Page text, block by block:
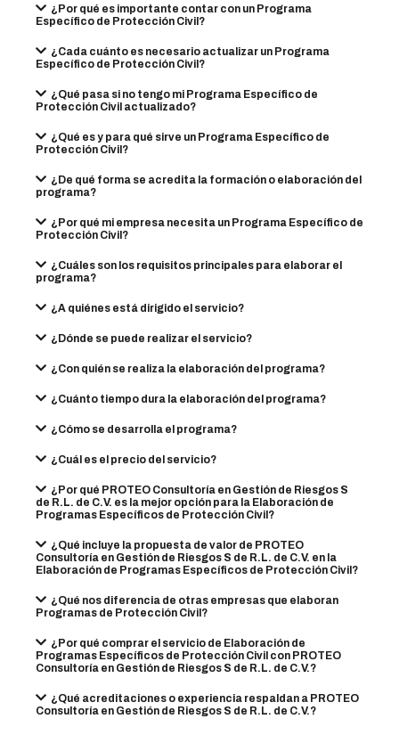
¿Por qué es importante contar con un Programa
Específico de Protección Civil?
¿Cada cuánto es necesario actualizar un Programa
Específico de Protección Civil?
¿Qué pasa si no tengo mi Programa Específico de
Protección Civil actualizado?
¿Qué es y para qué sirve un Programa Específico de
Protección Civil?
¿De qué forma se acredita la formación o elaboración del
programa?
¿Por qué mi empresa necesita un Programa Específico de
Protección Civil?
¿Cuáles son los requisitos principales para elaborar el
programa?
¿A quiénes está dirigido el servicio?
¿Dónde se puede realizar el servicio?
¿Con quién se realiza la elaboración del programa?
¿Cuánto tiempo dura la elaboración del programa?
¿Cómo se desarrolla el programa?
¿Cuál es el precio del servicio?
¿Por qué PROTEO Consultoría en Gestión de Riesgos S
de R.L. de C.V. es la mejor opción para la Elaboración de
Programas Específicos de Protección Civil?
¿Qué incluye la propuesta de valor de PROTEO
Consultoría en Gestión de Riesgos S de R.L. de C.V. en la
Elaboración de Programas Específicos de Protección Civil?
¿Qué nos diferencia de otras empresas que elaboran
Programas de Protección Civil?
¿Por qué comprar el servicio de Elaboración de
Programas Específicos de Protección Civil con PROTEO
Consultoría en Gestión de Riesgos S de R.L. de C.V.?
¿Qué acreditaciones o experiencia respaldan a PROTEO
Consultoría en Gestión de Riesgos S de R.L. de C.V.?